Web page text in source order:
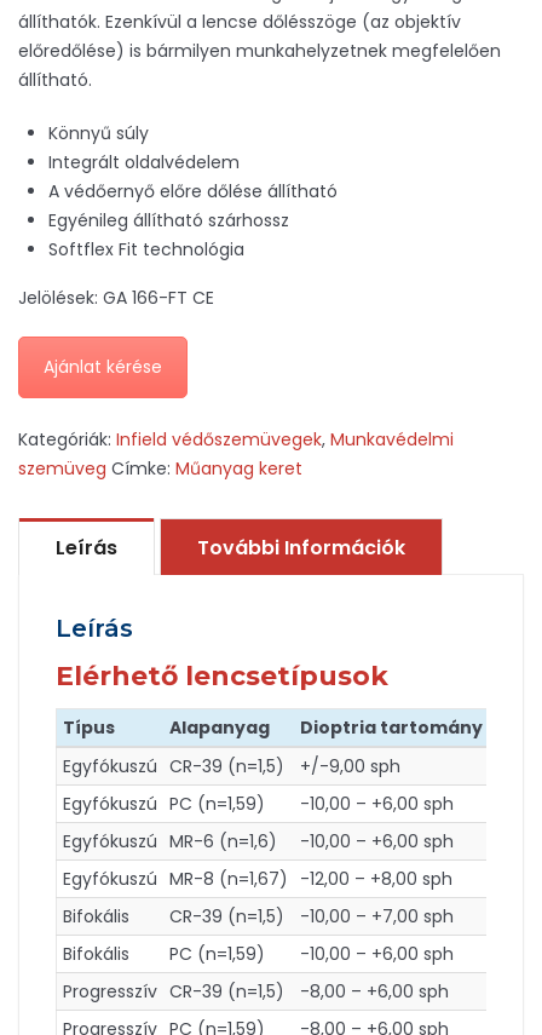
állíthatók. Ezenkívül a lencse dőlésszöge (az objektív
előredőlése) is bármilyen munkahelyzetnek megfelelően
állítható.
Könnyű súly
Integrált oldalvédelem
A védőernyő előre dőlése állítható
Egyénileg állítható szárhossz
Softflex Fit technológia
Jelölések: GA 166-FT CE
Ajánlat kérése
Kategóriák: Infield védőszemüvegek, Munkavédelmi
szemüveg Címke: Műanyag keret
Leírás További Információk
Leírás
Elérhető lencsetípusok
Típus Alapanyag Dioptria tartomány
Egyfókuszú CR-39 (n=1,5) +/-9,00 sph
Egyfókuszú PC (n=1,59) -10,00 – +6,00 sph
Egyfókuszú MR-6 (n=1,6) -10,00 – +6,00 sph
Egyfókuszú MR-8 (n=1,67) -12,00 – +8,00 sph
Bifokális
CR-39 (n=1,5) -10,00 – +7,00 sph
Bifokális
PC (n=1,59) -10,00 – +6,00 sph
Progresszív CR-39 (n=1,5) -8,00 – +6,00 sph
Progresszív PC (n=1,59) -8,00 – +6,00 sph